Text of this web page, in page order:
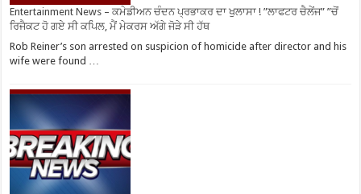
Entertainment News – ਕਮੇਡੀਅਨ ਚੰਦਨ ਪ੍ਰਭਾਕਰ ਦਾ ਖੁਲਾਸਾ ! ”ਲਾਫਟਰ ਚੈਲੇਂਜ” ”ਚੋਂ
ਰਿਜੈਕਟ ਹੋ ਗਏ ਸੀ ਕਪਿਲ, ਮੈਂ ਮੇਕਰਸ ਅੱਗੇ ਜੋੜੇ ਸੀ ਹੱਥ
Rob Reiner’s son arrested on suspicion of homicide after director and his
wife were found …